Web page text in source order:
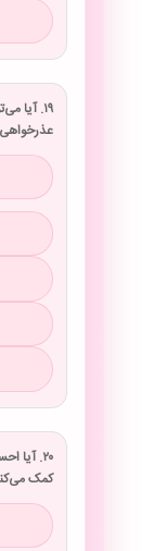
۱۹. آیا
۲۰. آیا
کمک